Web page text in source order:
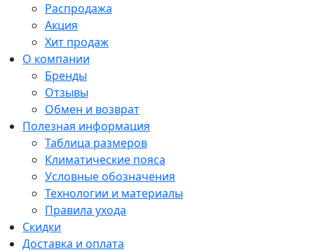
Распродажа
Акция
Хит продаж
О компании
Бренды
Отзывы
Обмен и возврат
Полезная информация
Таблица размеров
Климатические пояса
Условные обозначения
Технологии и материалы
Правила ухода
Скидки
Доставка и оплата